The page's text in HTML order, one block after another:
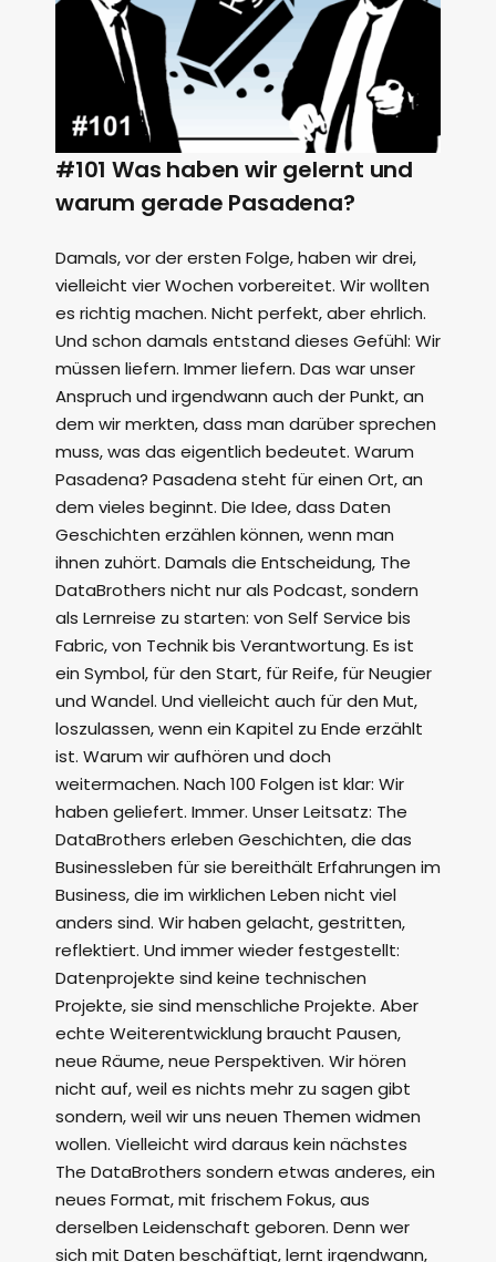
#101 Was haben wir gelernt und
warum gerade Pasadena?
Damals, vor der ersten Folge, haben wir drei,
vielleicht vier Wochen vorbereitet. Wir wollten
es richtig machen. Nicht perfekt, aber ehrlich.
Und schon damals entstand dieses Gefühl: Wir
müssen liefern. Immer liefern. Das war unser
Anspruch und irgendwann auch der Punkt, an
dem wir merkten, dass man darüber sprechen
muss, was das eigentlich bedeutet. Warum
Pasadena? Pasadena steht für einen Ort, an
dem vieles beginnt. Die Idee, dass Daten
Geschichten erzählen können, wenn man
ihnen zuhört. Damals die Entscheidung, The
DataBrothers nicht nur als Podcast, sondern
als Lernreise zu starten: von Self Service bis
Fabric, von Technik bis Verantwortung. Es ist
ein Symbol, für den Start, für Reife, für Neugier
und Wandel. Und vielleicht auch für den Mut,
loszulassen, wenn ein Kapitel zu Ende erzählt
ist. Warum wir aufhören und doch
weitermachen. Nach 100 Folgen ist klar: Wir
haben geliefert. Immer. Unser Leitsatz: The
DataBrothers erleben Geschichten, die das
Businessleben für sie bereithält Erfahrungen im
Business, die im wirklichen Leben nicht viel
anders sind. Wir haben gelacht, gestritten,
reflektiert. Und immer wieder festgestellt:
Datenprojekte sind keine technischen
Projekte, sie sind menschliche Projekte. Aber
echte Weiterentwicklung braucht Pausen,
neue Räume, neue Perspektiven. Wir hören
nicht auf, weil es nichts mehr zu sagen gibt
sondern, weil wir uns neuen Themen widmen
wollen. Vielleicht wird daraus kein nächstes
The DataBrothers sondern etwas anderes, ein
neues Format, mit frischem Fokus, aus
derselben Leidenschaft geboren. Denn wer
sich mit Daten beschäftigt, lernt irgendwann,